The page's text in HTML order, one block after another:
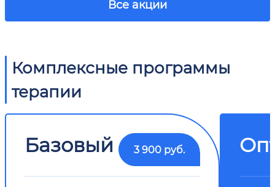
Все акции
Комплексные программы
терапии
Базовый 3 900 руб.